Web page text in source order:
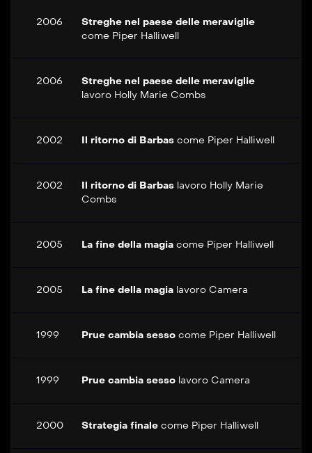
2006
Streghe nel paese delle meraviglie
come Piper Halliwell
2006
Streghe nel paese delle meraviglie
lavoro Holly Marie Combs
2002 Il ritorno di Barbas come Piper Halliwell
2002 Il ritorno di Barbas lavoro Holly Marie
Combs
2005 La fine della magia come Piper Halliwell
2005 La fine della magia lavoro Camera
1999 Prue cambia sesso come Piper Halliwell
1999 Prue cambia sesso lavoro Camera
2000 Strategia finale come Piper Halliwell